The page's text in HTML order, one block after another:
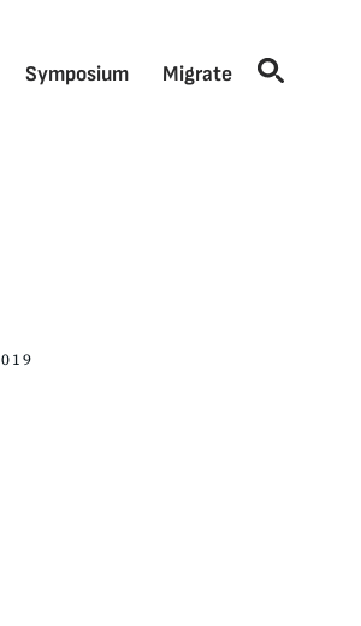
Symposium Migrate